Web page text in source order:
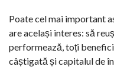
Poate cel mai important
are același interes: să
performează, toți
câștigată și capitalul de